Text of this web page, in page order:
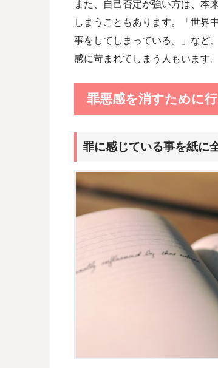
また、自己否定が強い方は、本
しまうこともあります。「世界
事をしてしまっている。」など
感に苛まれてしまう人もいます。
罪悪感を消すために
罪に感じている事を紙に